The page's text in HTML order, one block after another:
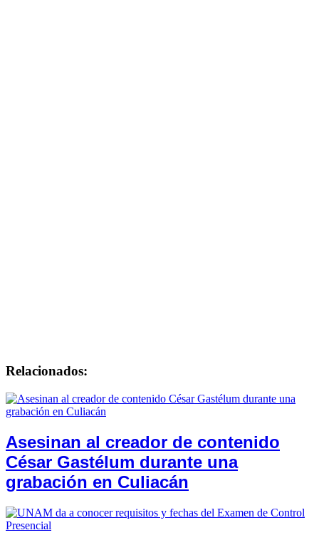
Relacionados:
Asesinan al creador de contenido
César Gastélum durante una
grabación en Culiacán